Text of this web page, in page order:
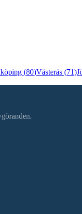
(80)Västerås (71)